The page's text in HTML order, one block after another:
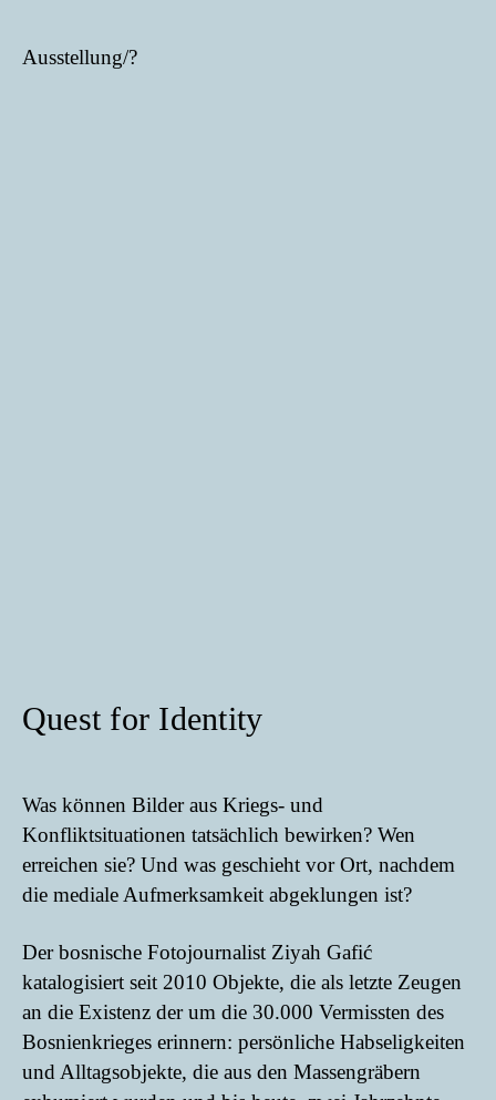
Ausstellung/?
Quest for Identity
Was können Bilder aus Kriegs- und
Konfliktsituationen tatsächlich bewirken? Wen
erreichen sie? Und was geschieht vor Ort, nachdem
die mediale Aufmerksamkeit abgeklungen ist?
Der bosnische Fotojournalist Ziyah Gafić
katalogisiert seit 2010 Objekte, die als letzte Zeugen
an die Existenz der um die 30.000 Vermissten des
Bosnienkrieges erinnern: persönliche Habseligkeiten
und Alltagsobjekte, die aus den Massengräbern